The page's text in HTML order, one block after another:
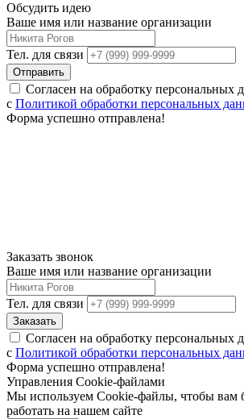
Обсудить идею
Ваше имя или название организации
Тел. для связи
Отправить
Согласен на обработку персональных
с Политикой обработки персональных
Форма успешно отправлена!
Заказать звонок
Ваше имя или название организации
Тел. для связи
Заказать
Согласен на обработку персональных
с Политикой обработки персональных
Форма успешно отправлена!
Управления Cookie-файлами
Мы используем Cookie-файлы, чтобы вам
работать на нашем сайте